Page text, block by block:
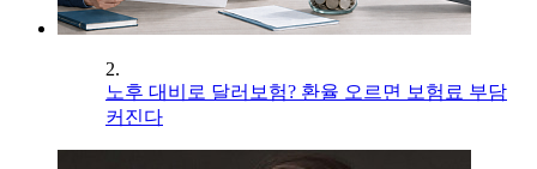
2.
노후 대비로 달러보험? 환율 오르면 보험료 부담
커진다